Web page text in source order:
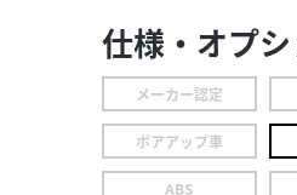
仕様・オプ
メーカー認定
ボアアップ車
ABS